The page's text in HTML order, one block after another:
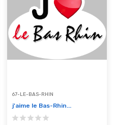
67-LE-BAS-RHIN
j'aime le Bas-Rhin...